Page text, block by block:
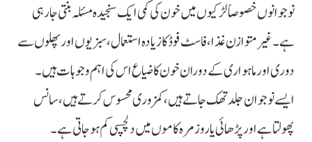
نوجوانوں خصوصاً لڑکیوں میں خون کی کمی ایک سنجیدہ مسئلہ بنتی جا رہی
ہے۔ غیر متوازن غذا، فاسٹ فوڈ کا زیادہ استعمال، سبزیوں اور پھلوں سے
دوری اور ماہواری کے دوران خون کا ضیاع اس کی اہم وجوہات ہیں۔
ایسے نوجوان جلد تھک جاتے ہیں، کمزوری محسوس کرتے ہیں، سانس
پھولتا ہے اور پڑھائی یا روزمرہ کاموں میں دلچسپی کم ہو جاتی ہے۔